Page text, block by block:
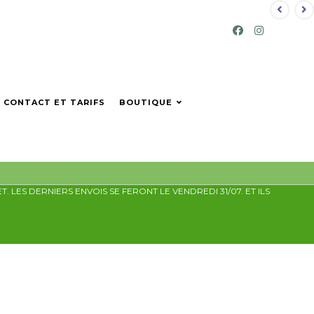
CONTACT ET TARIFS BOUTIQUE
DERNIERS ENVOIS SE FERONT LE VENDREDI 31/07. ET ILS